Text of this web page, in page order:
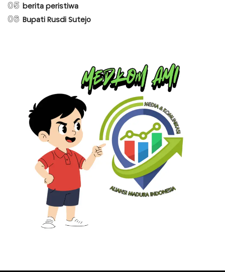
05 berita peristiwa
06 Bupati Rusdi Sutejo